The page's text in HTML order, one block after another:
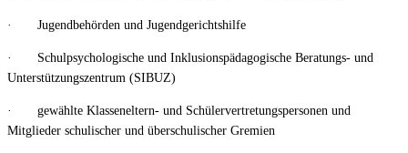
· Jugendbehörden und Jugendgerichtshilfe
· Schulpsychologische und Inklusionspädagogische Beratungs- und
Unterstützungszentrum (SIBUZ)
· gewählte Klasseneltern- und Schülervertretungspersonen und
Mitglieder schulischer und überschulischer Gremien